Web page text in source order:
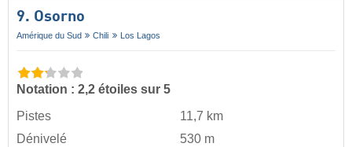
9. Osorno
Amérique du Sud Chili Los Lagos
Notation : 2,2 étoiles sur 5
Pistes
11,7 km
Dénivelé
530 m